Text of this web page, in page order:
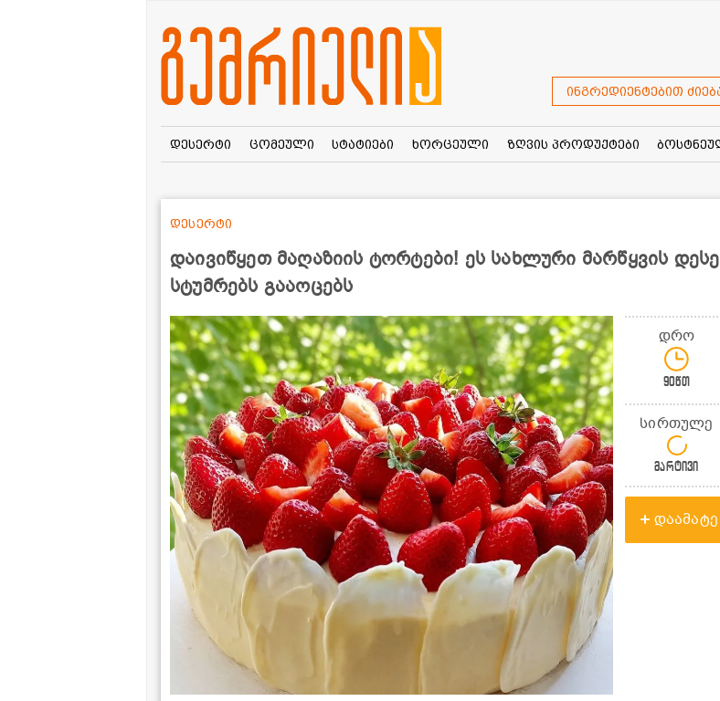
ინგრედიენტებით
დესერტი ცომეული სტატიები ხორცეული ზღვის პროდუქტები
დაივიწყეთ მაღაზიის ტორტები! ეს სახლური მარწყვის
სტუმრებს გააოცებს
დესერტი
დრო
90წთ
სირთულე
მარტივი